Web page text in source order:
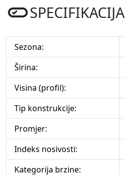
SPECIFIKACIJA
Sezona:
Širina:
Visina (profil):
Tip konstrukcije:
Promjer:
Indeks nosivosti:
Kategorija brzine: